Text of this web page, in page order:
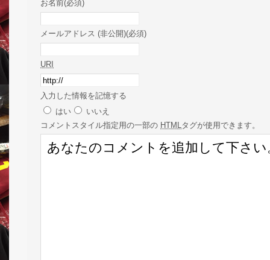
お名前(必須)
メールアドレス (非公開)(必須)
URI
入力した情報を記憶する
はい
いいえ
コメント スタイル指定用の一部の HTML タグが使用できます。